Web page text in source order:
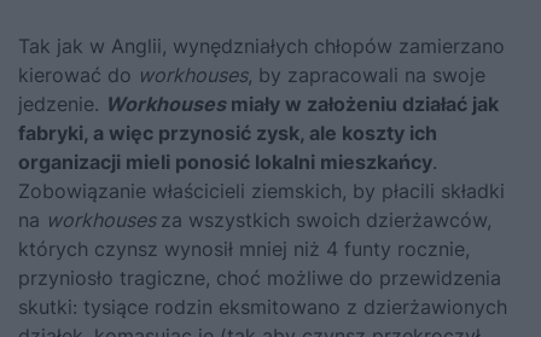
Tak jak w Anglii, wynędzniałych chłopów zamierzano
kierować do workhouses, by zapracowali na swoje
jedzenie. Workhousesmiały w założeniu działać jak
fabryki, a więc przynosić zysk, ale koszty ich
organizacji mieli ponosić lokalni mieszkańcy.
Zobowiązanie właścicieli ziemskich, by płacili składki
na workhouses za wszystkich swoich dzierżawców,
których czynsz wynosił mniej niż 4 funty rocznie,
przyniosło tragiczne, choć możliwe do przewidzenia
skutki: tysiące rodzin eksmitowano z dzierżawionych